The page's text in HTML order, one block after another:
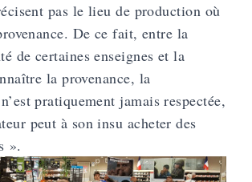
pas le lieu de production où
De ce fait, entre la
de certaines enseignes et la
la provenance, la
pratiquement jamais respectée,
peut à son insu acheter des
».